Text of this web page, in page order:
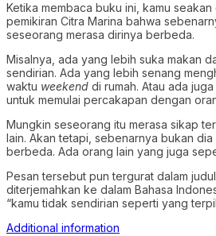
Ketika membaca buku ini, kamu
pemikiran Citra Marina bahwa
seseorang merasa dirinya berbeda.
Misalnya, ada yang lebih suka makan
sendirian. Ada yang lebih senang
waktu weekend di rumah. Atau ada
untuk memulai percakapan dengan
Mungkin seseorang itu merasa sikap
lain. Akan tetapi, sebenarnya bukan
berbeda. Ada orang lain yang juga
Pesan tersebut pun tergurat dalam
diterjemahkan ke dalam Bahasa
“kamu tidak sendirian seperti yang
Additional information